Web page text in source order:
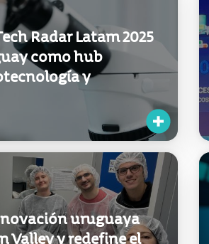
Radar Latam 2025
como hub
y
uruguaya
Valley y redefine el
mental